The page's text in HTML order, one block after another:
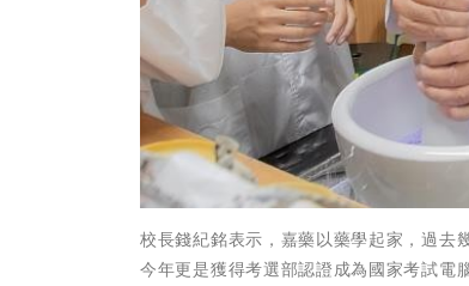
校長錢紀銘表示，嘉藥以藥學起家，過去
今年更是獲得考選部認證成為國家考試電